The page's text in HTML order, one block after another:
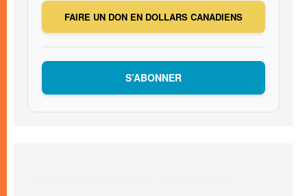
FAIRE UN DON EN DOLLARS CANADIENS
S’ABONNER